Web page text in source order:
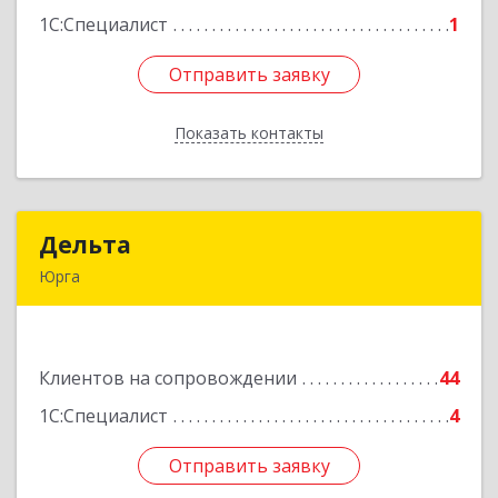
1С:Специалист
1
Отправить заявку
Показать контакты
Отправить заявку
Назад
Дельта
Юрга
Клиентов на сопровождении
44
1С:Специалист
4
Отправить заявку
Подробнее
Отправить заявку